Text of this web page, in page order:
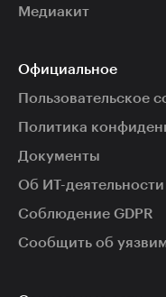
Медиакит
Официальное
Пользовательское
Политика
Документы
Об ИТ-деятельности
Соблюдение GDPR
Сообщить об